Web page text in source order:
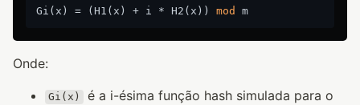
Gi(x) = (H1(x) + i * H2(x)) mod m
Onde:
Gi(x)
é a i-ésima função hash simulada para o